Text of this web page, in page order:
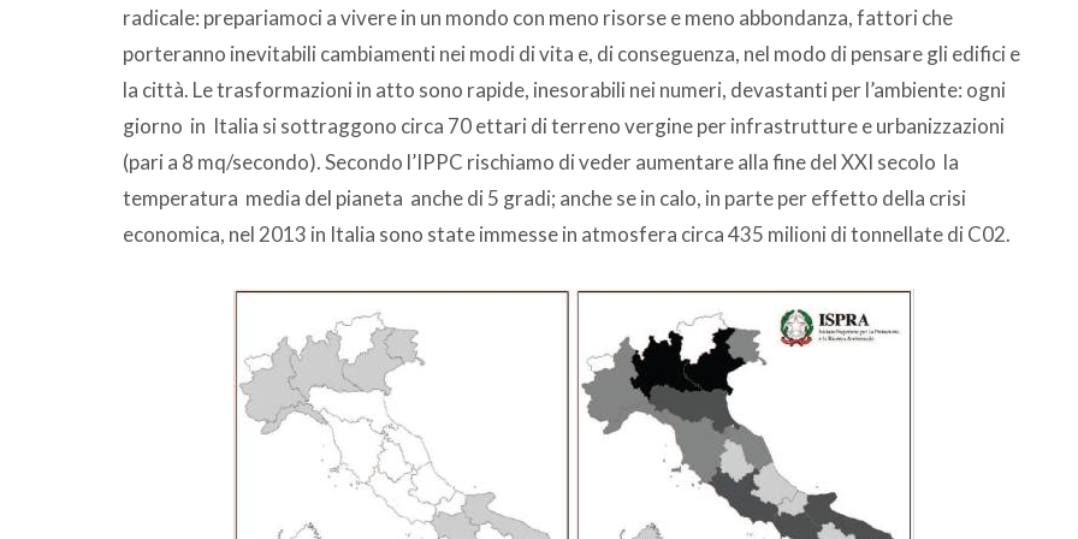
radicale: prepariamoci a vivere in un mondo con meno risorse e meno abbondanza, fattori che
porteranno inevitabili cambiamenti nei modi di vita e, di conseguenza, nel modo di pensare gli edifici e
la città. Le trasformazioni in atto sono rapide, inesorabili nei numeri, devastanti per l’ambiente: ogni
giorno in Italia si sottraggono circa 70 ettari di terreno vergine per infrastrutture e urbanizzazioni
(pari a 8 mq/secondo). Secondo l’IPPC rischiamo di veder aumentare alla fine del XXI secolo la
temperatura media del pianeta anche di 5 gradi; anche se in calo, in parte per effetto della crisi
economica, nel 2013 in Italia sono state immesse in atmosfera circa 435 milioni di tonnellate di C02.